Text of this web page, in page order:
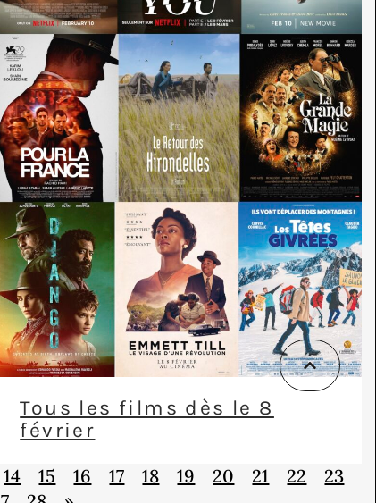
Tous les films dès le 8
février
14 15 16 17 18 19 20 21 22
23